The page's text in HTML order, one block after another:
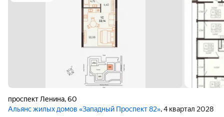
проспект Ленина,60
Альянс жилых домов «Западный Проспект 82», 4 квартал 2028